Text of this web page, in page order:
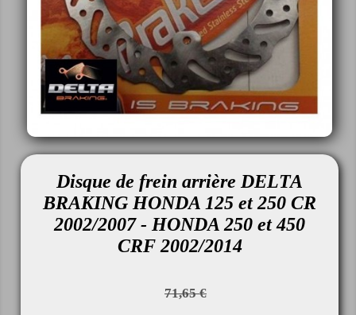
Disque de frein arrière DELTA
BRAKING HONDA 125 et 250 CR
2002/2007 - HONDA 250 et 450
CRF 2002/2014
71,65 €